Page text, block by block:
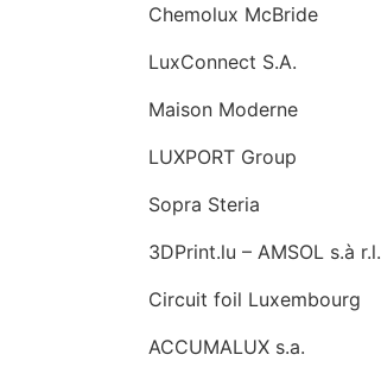
Chemolux McBride
LuxConnect S.A.
Maison Moderne
LUXPORT Group
Sopra Steria
3DPrint.lu – AMSOL s.à r.l.
Circuit foil Luxembourg
ACCUMALUX s.a.